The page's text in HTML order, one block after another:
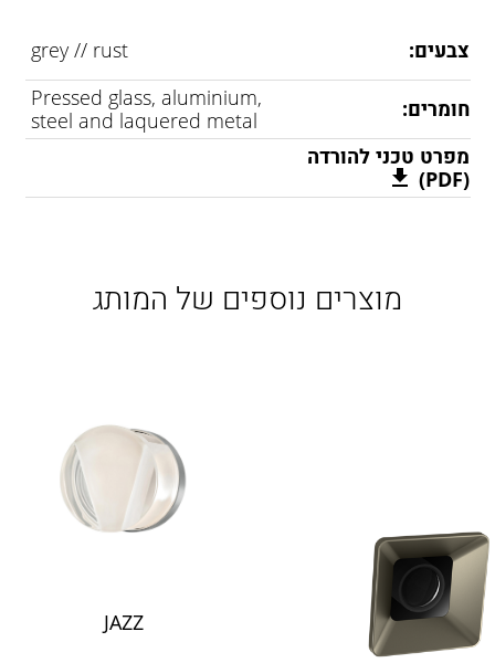
צבעים: grey // rust
חומרים:
Pressed glass, aluminium,
steel and laquered metal
מפרט טכני להורדה
(PDF)
מוצרים נוספים של המותג
JAZZ